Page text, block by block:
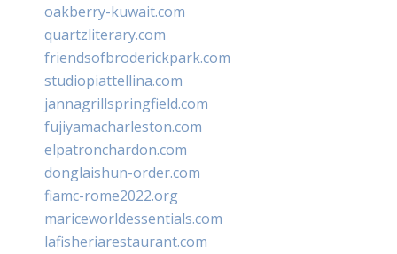
oakberry-kuwait.com
quartzliterary.com
friendsofbroderickpark.com
studiopiattellina.com
jannagrillspringfield.com
fujiyamacharleston.com
elpatronchardon.com
donglaishun-order.com
fiamc-rome2022.org
mariceworldessentials.com
lafisheriarestaurant.com